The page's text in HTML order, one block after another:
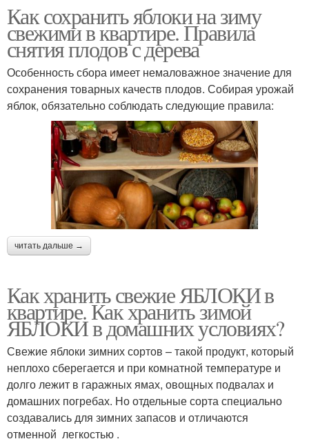
Как сохранить яблоки на зиму
свежими в квартире. Правила
снятия плодов с дерева
Особенность сбора имеет немаловажное значение для
сохранения товарных качеств плодов. Собирая урожай
яблок, обязательно соблюдать следующие правила:
читать дальше →
Как хранить свежие ЯБЛОКИ в
квартире. Как хранить зимой
ЯБЛОКИ в домашних условиях?
Свежие яблоки зимних сортов – такой продукт, который
неплохо сберегается и при комнатной температуре и
долго лежит в гаражных ямах, овощных подвалах и
домашних погребах. Но отдельные сорта специально
создавались для зимних запасов и отличаются
отменной легкостью .